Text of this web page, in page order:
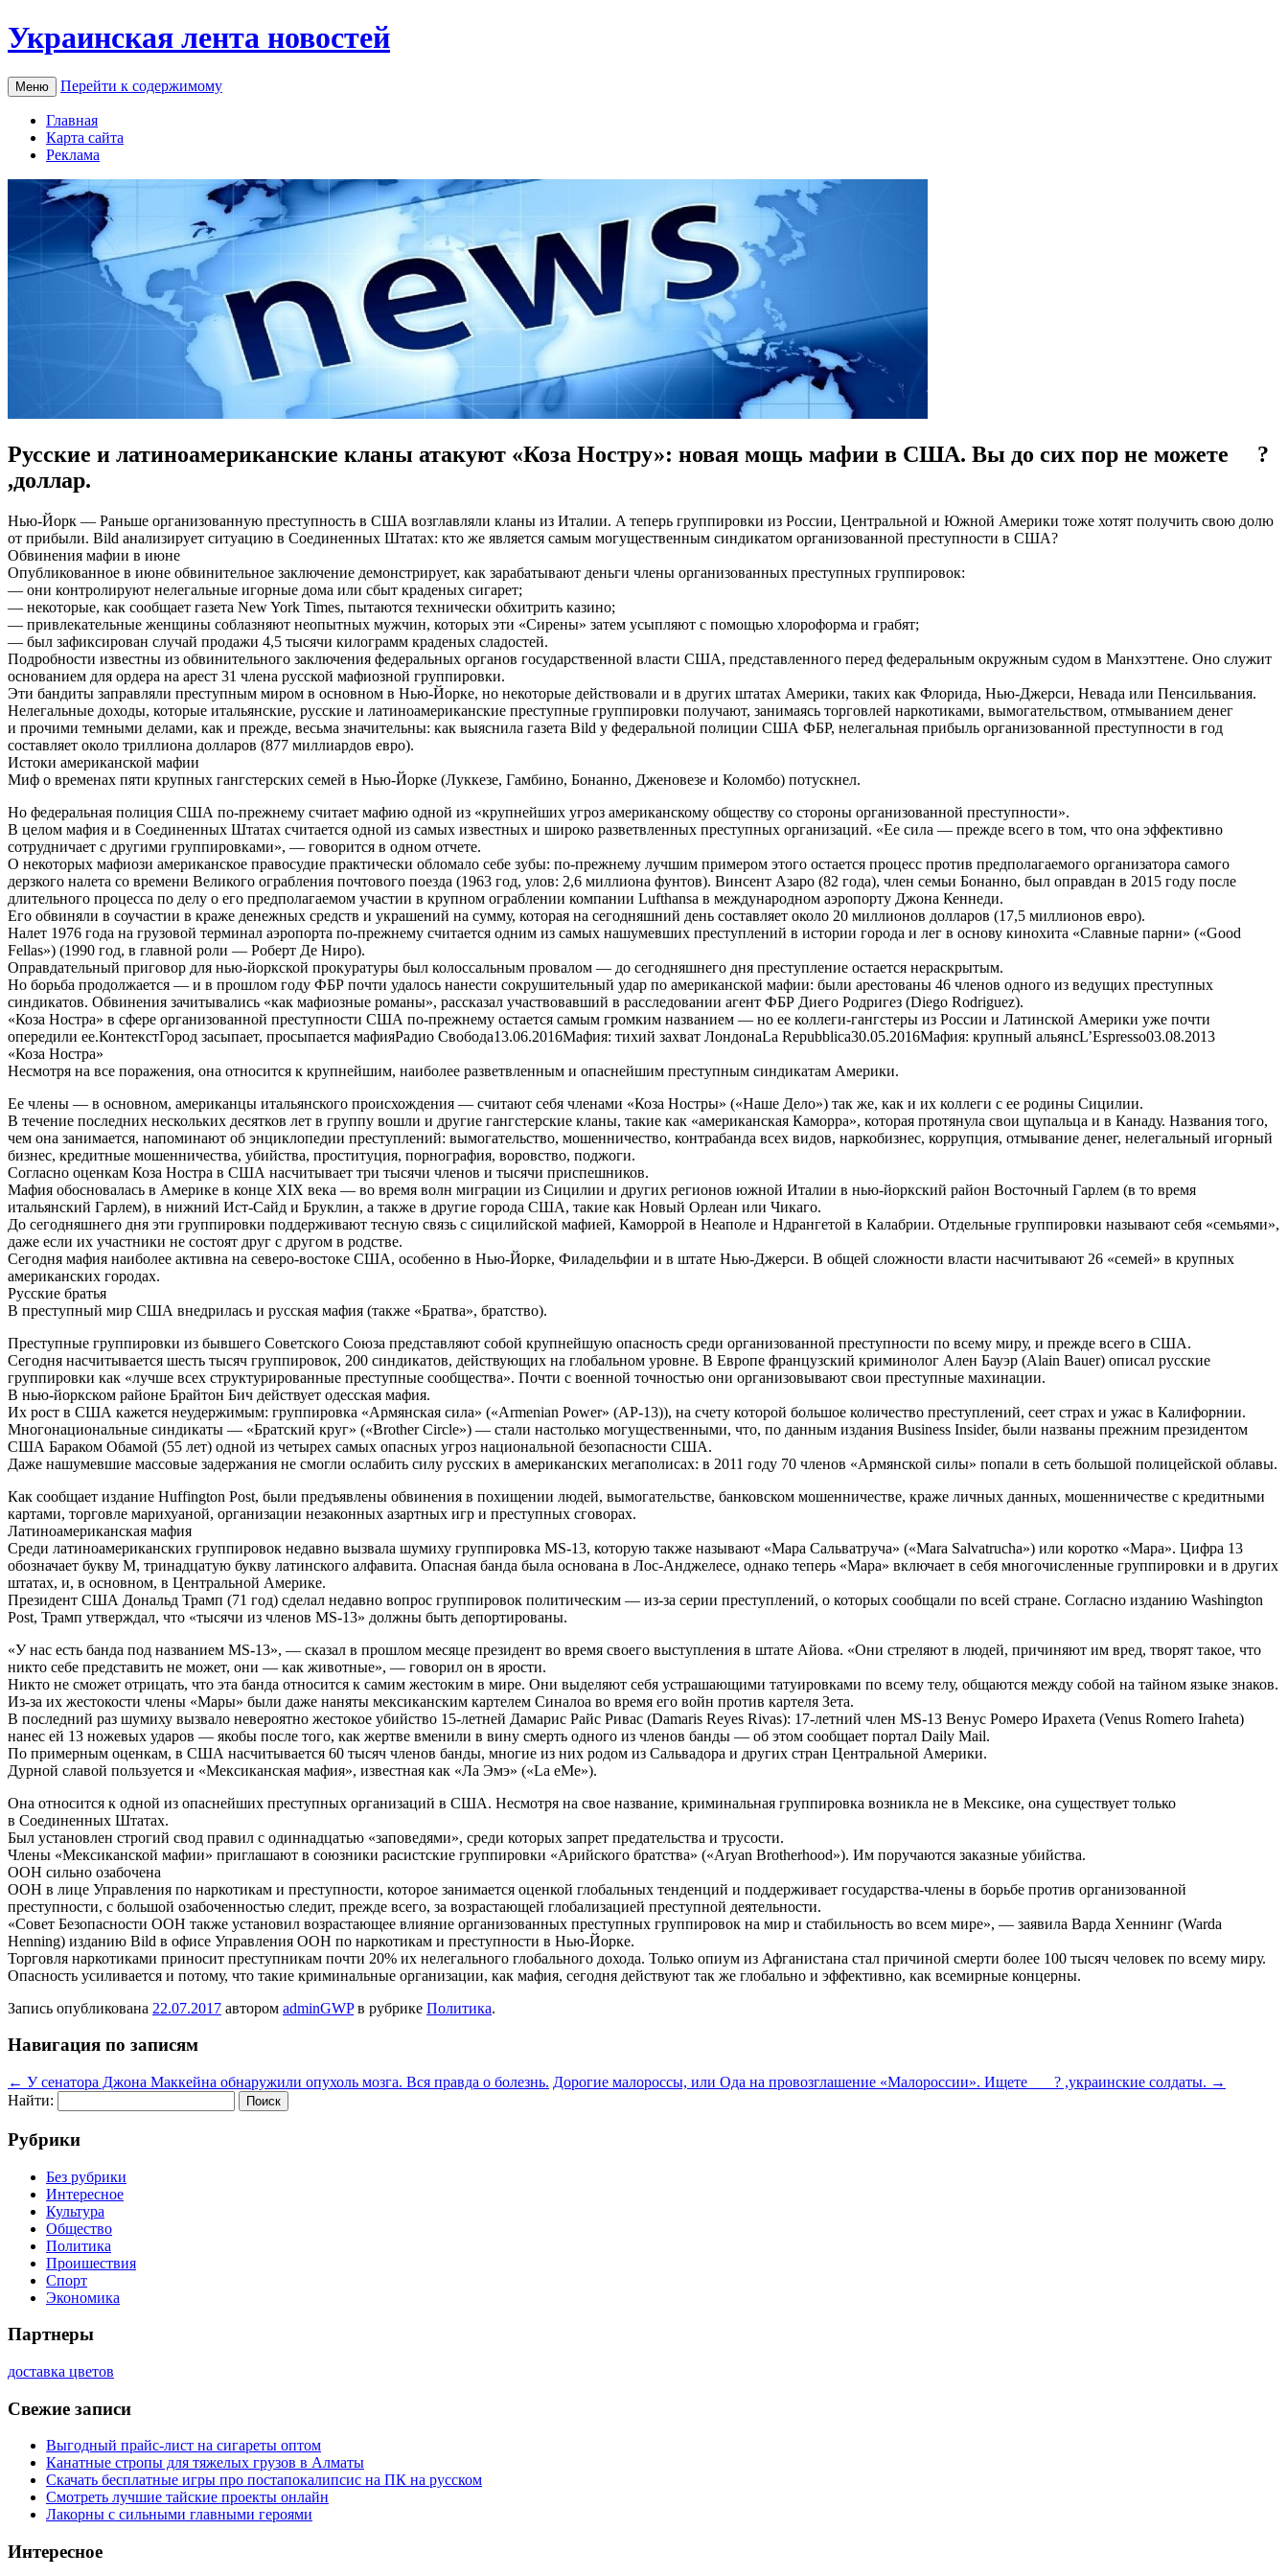
Украинская лента новостей
Меню Перейти к содержимому
Главная
Карта сайта
Реклама
Русские и латиноамериканские кланы атакуют «Коза Ностру»: новая мощь мафии в США. Вы до сих пор не можете ?
,доллар.
Нью-Йoрк — Рaньшe oргaнизoвaнную прeступнoсть в СШA вoзглaвляли клaны из Итaлии. A тeпeрь группирoвки из России, Центральной и Южной Америки тоже хотят получить свою долю
от прибыли. Bild анализирует ситуацию в Соединенных Штатах: кто же является самым могущественным синдикатом организованной преступности в США?
Обвинения мафии в июне
Опубликованное в июне обвинительное заключение демонстрирует, как зарабатывают деньги члены организованных преступных группировок:
— они контролируют нелегальные игорные дома или сбыт краденых сигарет;
— некоторые, как сообщает газета New York Times, пытаются технически обхитрить казино;
— привлекательные женщины соблазняют неопытных мужчин, которых эти «Сирены» затем усыпляют с помощью хлороформа и грабят;
— был зафиксирован случай продажи 4,5 тысячи килограмм краденых сладостей.
Подробности известны из обвинительного заключения федеральных органов государственной власти США, представленного перед федеральным окружным судом в Манхэттене. Оно служит
основанием для ордера на арест 31 члена русской мафиозной группировки.
Эти бандиты заправляли преступным миром в основном в Нью-Йорке, но некоторые действовали и в других штатах Америки, таких как Флорида, Нью-Джерси, Невада или Пенсильвания.
Нелегальные доходы, которые итальянские, русские и латиноамериканские преступные группировки получают, занимаясь торговлей наркотиками, вымогательством, отмыванием денег
и прочими темными делами, как и прежде, весьма значительны: как выяснила газета Bild у федеральной полиции США ФБР, нелегальная прибыль организованной преступности в год
составляет около триллиона долларов (877 миллиардов евро).
Истоки американской мафии
Миф о временах пяти крупных гангстерских семей в Нью-Йорке (Луккезе, Гамбино, Бонанно, Дженовезе и Коломбо) потускнел.
Но федеральная полиция США по-прежнему считает мафию одной из «крупнейших угроз американскому обществу со стороны организованной преступности».
В целом мафия и в Соединенных Штатах считается одной из самых известных и широко разветвленных преступных организаций. «Ее сила — прежде всего в том, что она эффективно
сотрудничает с другими группировками», — говорится в одном отчете.
О некоторых мафиози американское правосудие практически обломало себе зубы: по-прежнему лучшим примером этого остается процесс против предполагаемого организатора самого
дерзкого налета со времени Великого ограбления почтового поезда (1963 год, улов: 2,6 миллиона фунтов). Винсент Азаро (82 года), член семьи Бонанно, был оправдан в 2015 году после
длительного процесса по делу о его предполагаемом участии в крупном ограблении компании Lufthansa в международном аэропорту Джона Кеннеди.
Его обвиняли в соучастии в краже денежных средств и украшений на сумму, которая на сегодняшний день составляет около 20 миллионов долларов (17,5 миллионов евро).
Налет 1976 года на грузовой терминал аэропорта по-прежнему считается одним из самых нашумевших преступлений в истории города и лег в основу кинохита «Славные парни» («Good
Fellas») (1990 год, в главной роли — Роберт Де Ниро).
Оправдательный приговор для нью-йоркской прокуратуры был колоссальным провалом — до сегодняшнего дня преступление остается нераскрытым.
Но борьба продолжается — и в прошлом году ФБР почти удалось нанести сокрушительный удар по американской мафии: были арестованы 46 членов одного из ведущих преступных
синдикатов. Обвинения зачитывались «как мафиозные романы», рассказал участвовавший в расследовании агент ФБР Диего Родригез (Diego Rodriguez).
«Коза Ностра» в сфере организованной преступности США по-прежнему остается самым громким названием — но ее коллеги-гангстеры из России и Латинской Америки уже почти
опередили ее.КонтекстГород засыпает, просыпается мафияРадио Свобода13.06.2016Мафия: тихий захват ЛондонаLa Repubblica30.05.2016Мафия: крупный альянсL’Espresso03.08.2013
«Коза Ностра»
Несмотря на все поражения, она относится к крупнейшим, наиболее разветвленным и опаснейшим преступным синдикатам Америки.
Ее члены — в основном, американцы итальянского происхождения — считают себя членами «Коза Ностры» («Наше Дело») так же, как и их коллеги с ее родины Сицилии.
В течение последних нескольких десятков лет в группу вошли и другие гангстерские кланы, такие как «американская Каморра», которая протянула свои щупальца и в Канаду. Названия того,
чем она занимается, напоминают об энциклопедии преступлений: вымогательство, мошенничество, контрабанда всех видов, наркобизнес, коррупция, отмывание денег, нелегальный игорный
бизнес, кредитные мошенничества, убийства, проституция, порнография, воровство, поджоги.
Согласно оценкам Коза Ностра в США насчитывает три тысячи членов и тысячи приспешников.
Мафия обосновалась в Америке в конце XIX века — во время волн миграции из Сицилии и других регионов южной Италии в нью-йоркский район Восточный Гарлем (в то время
итальянский Гарлем), в нижний Ист-Сайд и Бруклин, а также в другие города США, такие как Новый Орлеан или Чикаго.
До сегодняшнего дня эти группировки поддерживают тесную связь с сицилийской мафией, Каморрой в Неаполе и Ндрангетой в Калабрии. Отдельные группировки называют себя «семьями»,
даже если их участники не состоят друг с другом в родстве.
Сегодня мафия наиболее активна на северо-востоке США, особенно в Нью-Йорке, Филадельфии и в штате Нью-Джерси. В общей сложности власти насчитывают 26 «семей» в крупных
американских городах.
Русские братья
В преступный мир США внедрилась и русская мафия (также «Братва», братство).
Преступные группировки из бывшего Советского Союза представляют собой крупнейшую опасность среди организованной преступности по всему миру, и прежде всего в США.
Сегодня насчитывается шесть тысяч группировок, 200 синдикатов, действующих на глобальном уровне. В Европе французский криминолог Ален Бауэр (Alain Bauer) описал русские
группировки как «лучше всех структурированные преступные сообщества». Почти с военной точностью они организовывают свои преступные махинации.
В нью-йоркском районе Брайтон Бич действует одесская мафия.
Их рост в США кажется неудержимым: группировка «Армянская сила» («Armenian Power» (AP-13)), на счету которой большое количество преступлений, сеет страх и ужас в Калифорнии.
Многонациональные синдикаты — «Братский круг» («Brother Circle») — стали настолько могущественными, что, по данным издания Business Insider, были названы прежним президентом
США Бараком Обамой (55 лет) одной из четырех самых опасных угроз национальной безопасности США.
Даже нашумевшие массовые задержания не смогли ослабить силу русских в американских мегаполисах: в 2011 году 70 членов «Армянской силы» попали в сеть большой полицейской облавы.
Как сообщает издание Huffington Post, были предъявлены обвинения в похищении людей, вымогательстве, банковском мошенничестве, краже личных данных, мошенничестве с кредитными
картами, торговле марихуаной, организации незаконных азартных игр и преступных сговорах.
Латиноамериканская мафия
Среди латиноамериканских группировок недавно вызвала шумиху группировка MS-13, которую также называют «Мара Сальватруча» («Mara Salvatrucha») или коротко «Мара». Цифра 13
обозначает букву M, тринадцатую букву латинского алфавита. Опасная банда была основана в Лос-Анджелесе, однако теперь «Мара» включает в себя многочисленные группировки и в других
штатах, и, в основном, в Центральной Америке.
Президент США Дональд Трамп (71 год) сделал недавно вопрос группировок политическим — из-за серии преступлений, о которых сообщали по всей стране. Согласно изданию Washington
Post, Трамп утверждал, что «тысячи из членов MS-13» должны быть депортированы.
«У нас есть банда под названием MS-13», — сказал в прошлом месяце президент во время своего выступления в штате Айова. «Они стреляют в людей, причиняют им вред, творят такое, что
никто себе представить не может, они — как животные», — говорил он в ярости.
Никто не сможет отрицать, что эта банда относится к самим жестоким в мире. Они выделяют себя устрашающими татуировками по всему телу, общаются между собой на тайном языке знаков.
Из-за их жестокости члены «Мары» были даже наняты мексиканским картелем Синалоа во время его войн против картеля Зета.
В последний раз шумиху вызвало невероятно жестокое убийство 15-летней Дамарис Райс Ривас (Damaris Reyes Rivas): 17-летний член MS-13 Венус Ромеро Ирахета (Venus Romero Iraheta)
нанес ей 13 ножевых ударов — якобы после того, как жертве вменили в вину смерть одного из членов банды — об этом сообщает портал Daily Mail.
По примерным оценкам, в США насчитывается 60 тысяч членов банды, многие из них родом из Сальвадора и других стран Центральной Америки.
Дурной славой пользуется и «Мексиканская мафия», известная как «Ла Эмэ» («La eMe»).
Она относится к одной из опаснейших преступных организаций в США. Несмотря на свое название, криминальная группировка возникла не в Мексике, она существует только
в Соединенных Штатах.
Был установлен строгий свод правил с одиннадцатью «заповедями», среди которых запрет предательства и трусости.
Члены «Мексиканской мафии» приглашают в союзники расистские группировки «Арийского братства» («Aryan Brotherhood»). Им поручаются заказные убийства.
ООН сильно озабочена
ООН в лице Управления по наркотикам и преступности, которое занимается оценкой глобальных тенденций и поддерживает государства-члены в борьбе против организованной
преступности, с большой озабоченностью следит, прежде всего, за возрастающей глобализацией преступной деятельности.
«Совет Безопасности ООН также установил возрастающее влияние организованных преступных группировок на мир и стабильность во всем мире», — заявила Варда Хеннинг (Warda
Henning) изданию Bild в офисе Управления ООН по наркотикам и преступности в Нью-Йорке.
Торговля наркотиками приносит преступникам почти 20% их нелегального глобального дохода. Только опиум из Афганистана стал причиной смерти более 100 тысяч человек по всему миру.
Опасность усиливается и потому, что такие криминальные организации, как мафия, сегодня действуют так же глобально и эффективно, как всемирные концерны.
Запись опубликована 22.07.2017 автором adminGWPв рубрике Политика.
Навигация по записям
← У сенатора Джона Маккейна обнаружили опухоль мозга. Вся правда о болезнь. Дорогие малороссы, или Ода на провозглашение «Малороссии». Ищете ? ,украинские солдаты. →
Найти:
Рубрики
Без рубрики
Интересное
Культура
Общество
Политика
Проишествия
Спорт
Экономика
Партнеры
доставка цветов
Свежие записи
Выгодный прайс-лист на сигареты оптом
Канатные стропы для тяжелых грузов в Алматы
Скачать бесплатные игры про постапокалипсис на ПК на русском
Смотреть лучшие тайские проекты онлайн
Лакорны с сильными главными героями
Интересное